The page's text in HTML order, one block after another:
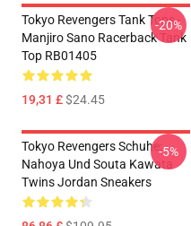
Tokyo Revengers Tank Tops -
Manjiro Sano Racerback Tank
Top RB01405
19,31 £$24.45
-20%
Tokyo Revengers Schuhe:
Nahoya Und Souta Kawata
Twins Jordan Sneakers
-5%